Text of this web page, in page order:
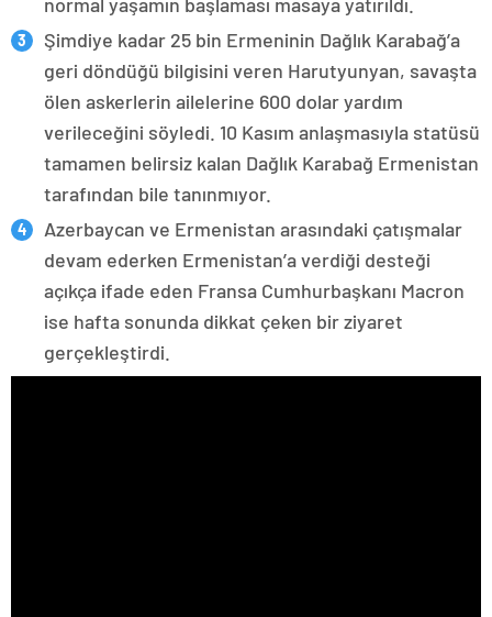
Şimdiye kadar 25 bin Ermeninin Dağlık Karabağ’a
geri döndüğü bilgisini veren Harutyunyan, savaşta
ölen askerlerin ailelerine 600 dolar yardım
verileceğini söyledi. 10 Kasım anlaşmasıyla statüsü
tamamen belirsiz kalan Dağlık Karabağ Ermenistan
tarafından bile tanınmıyor.
Azerbaycan ve Ermenistan arasındaki çatışmalar
devam ederken Ermenistan’a verdiği desteği
açıkça ifade eden Fransa Cumhurbaşkanı Macron
ise hafta sonunda dikkat çeken bir ziyaret
gerçekleştirdi.